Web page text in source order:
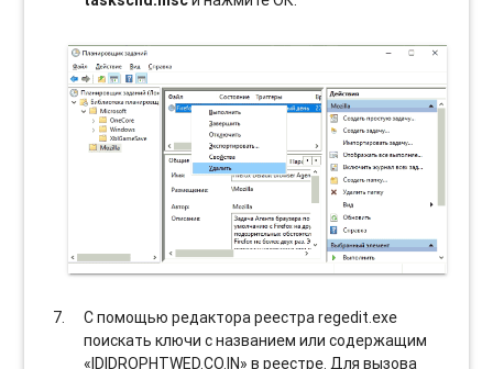
С помощью редактора реестра regedit.exe
поискать ключи с названием или содержащим
«IDIDROPHTWED.CO.IN» в реестре. Для вызова